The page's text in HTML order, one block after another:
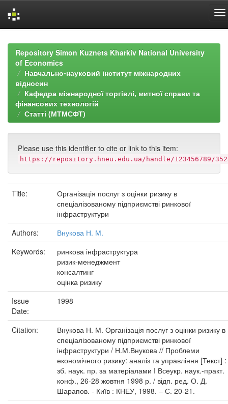
navigationRepository Simon Kuznets Kharkiv National University
of Economics
Навчально-науковий інститут міжнародних
відносин
Кафедра міжнародної торгівлі, митної справи та
фінансових технологій
Статті (МТМСФТ)
Please use this identifier to cite or link to this item:
https://repository.hneu.edu.ua/handle/123456789/
Title:
Організація послуг з оцінки ризику в
спеціалізованому підприємстві ринкової
інфраструктури
Authors:
Внукова Н. М.
Keywords:
ринкова інфраструктура
ризик-менеджмент
консалтинг
оцінка ризику
Issue
Date:
1998
Citation:
Внукова Н. М. Організація послуг з оцінки ризику в
спеціалізованому підприємстві ринкової
інфраструктури / Н.М.Внукова // Проблеми
економічного ризику: аналіз та управління [Текст] :
зб. наук. пр. за матеріалами I Всеукр. наук.-практ.
конф., 26-28 жовтня 1998 р. / відп. ред. О. Д.
Шарапов. - Київ : КНЕУ, 1998. – С. 20-21.